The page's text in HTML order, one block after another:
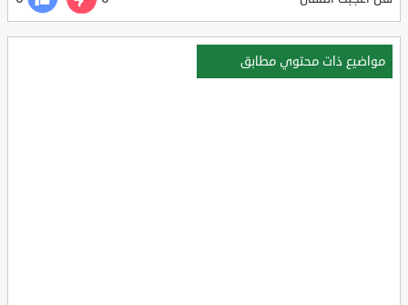
مواضيع ذات محتوي مطابق